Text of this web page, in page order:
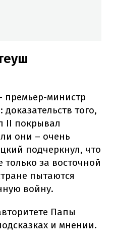
министр
того,
II покрывал
они – очень
подчеркнул, что
только за восточной
пытаются
войну.
Папы
и мнении.